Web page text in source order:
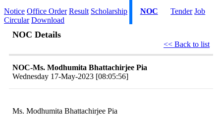
Notice Office Order Result Scholarship NOC Tender Job
Circular Download
NOC Details
<< Back to list
NOC-Ms. Modhumita Bhattachirjee Pia
Wednesday 17-May-2023 [08:05:56]
Ms. Modhumita Bhattachirjee Pia